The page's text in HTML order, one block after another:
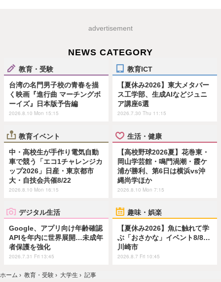
advertisement
NEWS CATEGORY
教育・受験
台湾の名門男子校の青春を描
く映画『進行曲 マーチングボ
ーイズ』日本版予告編
2026.8.10 Mon 15:15
教育ICT
【夏休み2026】東大メタバー
ス工学部、生成AIなどジュニ
ア講座6選
2026.7.30 Thu 11:15
教育イベント
中・高校生が手作り電気自動
車で競う「エコ1チャレンジカ
ップ2026」日産・東京都市
大・自技会共催8/22
2026.8.10 Mon 16:15
生活・健康
【高校野球2026夏】花巻東・
岡山学芸館・鳴門渦潮・霞ケ
浦が勝利、第6日は横浜vs沖
縄尚学ほか
2026.8.10 Mon 7:15
デジタル生活
Google、アプリ向け年齢確認
APIを年内に世界展開…未成年
者保護を強化
2026.7.31 Fri 13:45
趣味・娯楽
【夏休み2026】魚に触れて学
ぶ「おさかな」イベント8/8…
川崎市
2026.8.7 Fri 10:45
ホーム › 教育・受験 › 大学生 › 記事